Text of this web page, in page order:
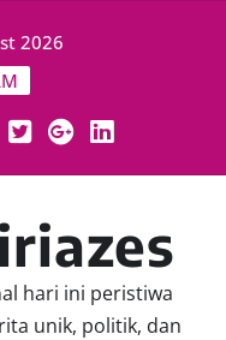
2026
hari ini peristiwa
unik, politik, dan